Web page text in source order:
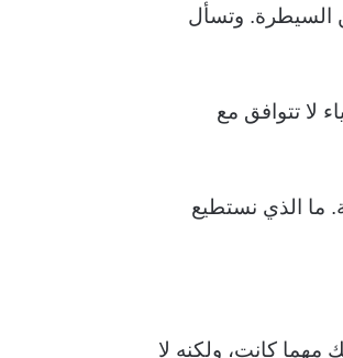
السيطرة. وتسأل
لا تتوافق مع
ما الذي نستطيع
مهما كانت، ولكنه لا